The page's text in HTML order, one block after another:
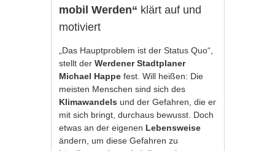
mobil Werden“ klärt auf und
motiviert
„Das Hauptproblem ist der Status Quo“,
stellt derWerdener Stadtplaner
Michael Happe fest. Will heißen: Die
meisten Menschen sind sich des
Klimawandels und der Gefahren, die er
mit sich bringt, durchaus bewusst. Doch
etwas an der eigenen Lebensweise
ändern, um diese Gefahren zu